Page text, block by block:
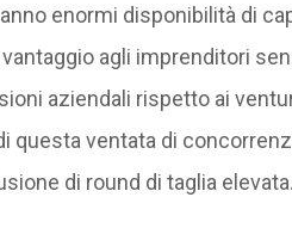
enormi disponibilità di
agli imprenditori
aziendali rispetto ai
questa ventata di
di round di taglia elevata.